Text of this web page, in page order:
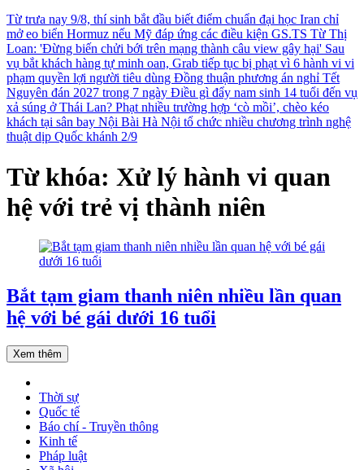
Từ trưa nay 9/8, thí sinh bắt đầu biết điểm chuẩn đại học Iran chỉ
mở eo biển Hormuz nếu Mỹ đáp ứng các điều kiện GS.TS Từ Thị
Loan: 'Đừng biến chửi bới trên mạng thành câu view gây hại' Sau
vụ bắt khách hàng tự minh oan, Grab tiếp tục bị phạt vì 6 hành vi vi
phạm quyền lợi người tiêu dùng Đồng thuận phương án nghỉ Tết
Nguyên đán 2027 trong 7 ngày Điều gì đẩy nam sinh 14 tuổi đến vụ
xả súng ở Thái Lan? Phạt nhiều trường hợp ‘cò mồi’, chèo kéo
khách tại sân bay Nội Bài Hà Nội tổ chức nhiều chương trình nghệ
thuật dịp Quốc khánh 2/9
Từ khóa: Xử lý hành vi quan
hệ với trẻ vị thành niên
Bắt tạm giam thanh niên nhiều lần quan
hệ với bé gái dưới 16 tuổi
Xem thêm
Thời sự
Quốc tế
Báo chí - Truyền thông
Kinh tế
Pháp luật